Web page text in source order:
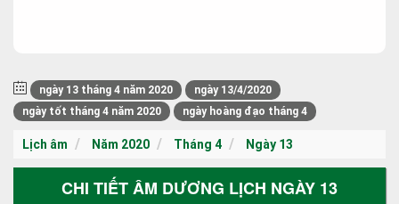
ngày 13 tháng 4 năm 2020
ngày 13/4/2020
ngày tốt tháng 4 năm 2020
ngày hoàng đạo tháng 4
Lịch âm Năm 2020 Tháng 4 Ngày 13
CHI TIẾT ÂM DƯƠNG LỊCH NGÀY 13